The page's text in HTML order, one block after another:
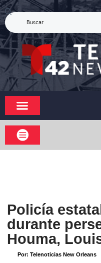
Policía
durante
Houma,
Por: Telenoticias New Orleans